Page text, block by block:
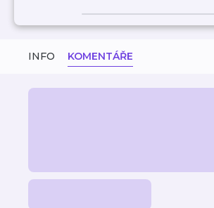
INFO KOMENTÁŘE